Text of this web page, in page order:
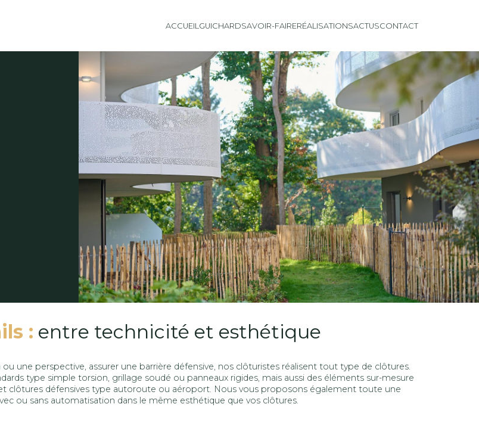
ACCUEILGUICHARDSAVOIR-FAIRERÉALISATIONSACTUSCONTACT
: entre technicité et esthétique
une perspective, assurer une barrière défensive, nos clôturistes réalisent tout type de clôtures.
type simple torsion, grillage soudé ou panneaux rigides, mais aussi des éléments sur-mesure
clôtures défensives type autoroute ou aéroport. Nous vous proposons également toute une
ou sans automatisation dans le même esthétique que vos clôtures.